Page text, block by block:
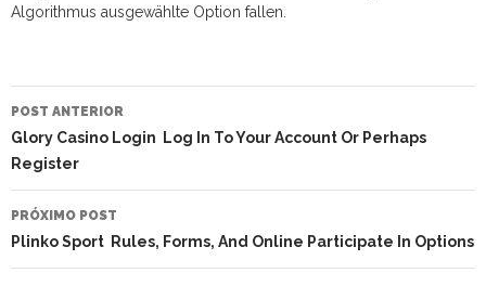
Algorithmus ausgewählte Option fallen.
NAVEGAÇÃO
DO
POST
POST ANTERIOR
Glory Casino Login ︎ Log In To Your Account Or Perhaps
Register
PRÓXIMO POST
Plinko Sport ️ Rules, Forms, And Online Participate In Options